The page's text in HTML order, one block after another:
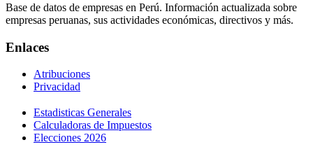
Base de datos de empresas en Perú. Información actualizada sobre
empresas peruanas, sus actividades económicas, directivos y más.
Enlaces
Atribuciones
Privacidad
Estadisticas Generales
Calculadoras de Impuestos
Elecciones 2026